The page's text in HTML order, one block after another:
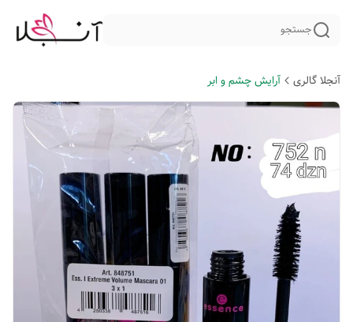
جستجو
آنجلا گالری آرایش چشم و ابر